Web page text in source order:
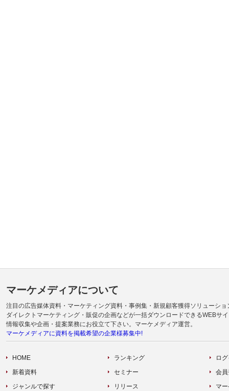
マーケメディアについて
注目の広告媒体資料・マーケティング資料・事例集・新規顧客獲得ソリューショ
ダイレクトマーケティング・販促の企画などが一括ダウンロードできるWEBサ
情報収集や企画・提案業務にお役立て下さい。マーケメディア運営。
マーケメディアに資料を掲載希望の企業様募集中!
HOME
新着資料
ジャンルで探す
ランキング
セミナー
リリース
ロ
会
マ